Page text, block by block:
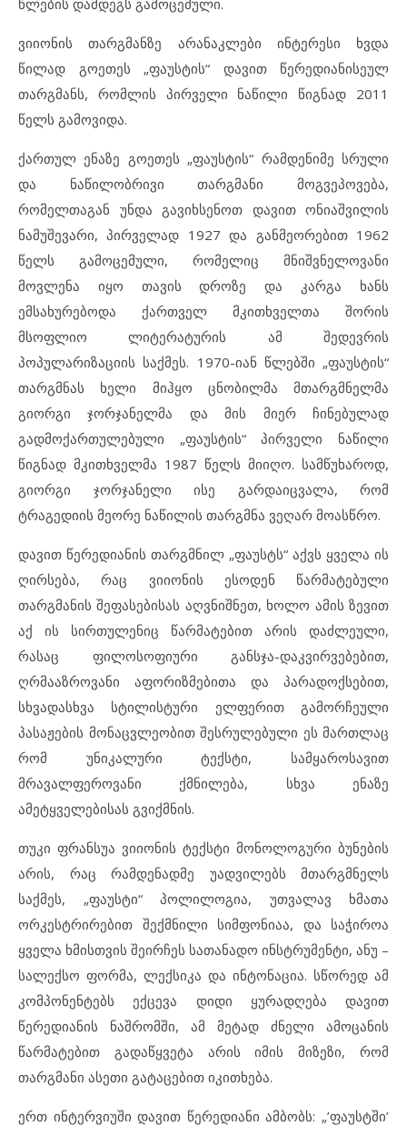
ვიიონის თარგმანზე არანაკლები ინტერესი ხვდა
წილად გოეთეს „ფაუსტის“ დავით წერედიანისეულ
თარგმანს, რომლის პირველი ნაწილი წიგნად 2011
წელს გამოვიდა.
ქართულ ენაზე გოეთეს „ფაუსტის“ რამდენიმე სრული
და ნაწილობრივი თარგმანი მოგვეპოვება,
რომელთაგან უნდა გავიხსენოთ დავით ონიაშვილის
ნამუშევარი, პირველად 1927 და განმეორებით 1962
წელს გამოცემული, რომელიც მნიშვნელოვანი
მოვლენა იყო თავის დროზე და კარგა ხანს
ემსახურებოდა ქართველ მკითხველთა შორის
მსოფლიო ლიტერატურის ამ შედევრის
პოპულარიზაციის საქმეს. 1970-იან წლებში „ფაუსტის“
თარგმნას ხელი მიჰყო ცნობილმა მთარგმნელმა
გიორგი ჯორჯანელმა და მის მიერ ჩინებულად
გადმოქართულებული „ფაუსტის“ პირველი ნაწილი
წიგნად მკითხველმა 1987 წელს მიიღო. სამწუხაროდ,
გიორგი ჯორჯანელი ისე გარდაიცვალა, რომ
ტრაგედიის მეორე ნაწილის თარგმნა ვეღარ მოასწრო.
დავით წერედიანის თარგმნილ „ფაუსტს“ აქვს ყველა ის
ღირსება, რაც ვიიონის ესოდენ წარმატებული
თარგმანის შეფასებისას აღვნიშნეთ, ხოლო ამის ზევით
აქ ის სირთულენიც წარმატებით არის დაძლეული,
რასაც ფილოსოფიური განსჯა-დაკვირვებებით,
ღრმააზროვანი აფორიზმებითა და პარადოქსებით,
სხვადასხვა სტილისტური ელფერით გამორჩეული
პასაჟების მონაცვლეობით შესრულებული ეს მართლაც
რომ უნიკალური ტექსტი, სამყაროსავით
მრავალფეროვანი ქმნილება, სხვა ენაზე
ამეტყველებისას გვიქმნის.
თუკი ფრანსუა ვიიონის ტექსტი მონოლოგური ბუნების
არის, რაც რამდენადმე უადვილებს მთარგმნელს
საქმეს, „ფაუსტი“ პოლილოგია, უთვალავ ხმათა
ორკესტრირებით შექმნილი სიმფონიაა, და საჭიროა
ყველა ხმისთვის შეირჩეს სათანადო ინსტრუმენტი, ანუ –
სალექსო ფორმა, ლექსიკა და ინტონაცია. სწორედ ამ
კომპონენტებს ექცევა დიდი ყურადღება დავით
წერედიანის ნაშრომში, ამ მეტად ძნელი ამოცანის
წარმატებით გადაწყვეტა არის იმის მიზეზი, რომ
თარგმანი ასეთი გატაცებით იკითხება.
ერთ ინტერვიუში დავით წერედიანი ამბობს: „’ფაუსტში’